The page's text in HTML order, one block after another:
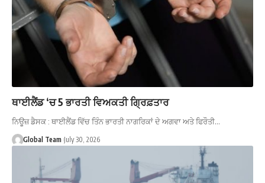
ਥਾਈਲੈਂਡ ‘ਚ 5 ਭਾਰਤੀ ਵਿਅਕਤੀ ਗ੍ਰਿਫ਼ਤਾਰ
ਨਿਊਜ਼ ਡੈਸਕ : ਥਾਈਲੈਂਡ ਵਿੱਚ ਤਿੰਨ ਭਾਰਤੀ ਨਾਗਰਿਕਾਂ ਦੇ ਅਗਵਾ ਅਤੇ ਫਿਰੌਤੀ…
Global Team July 30, 2026